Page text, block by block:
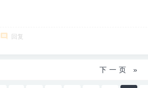
回复
下一页 »